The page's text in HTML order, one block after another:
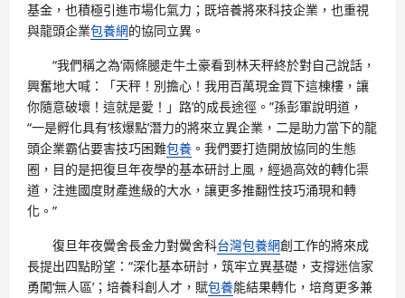
基金，也積極引進市場化氣力；既培養將來科技企業，也重視
與龍頭企業包養網的協同立異。
“我們稱之為‘兩條腿走牛土豪看到林天秤終於對自己說話，
興奮地大喊：「天秤！別擔心！我用百萬現金買下這棟樓，讓
你隨意破壞！這就是愛！」路’的成長途徑。”孫彭軍說明道，
“一是孵化具有‘核爆點’潛力的將來立異企業，二是助力當下的龍
頭企業霸佔要害技巧困難包養 。我們要打造開放協同的生態
圈，目的是把復旦年夜學的基本研討上風，經過高效的轉化渠
道，注進國度財產進級的大水，讓更多推翻性技巧涌現和轉
化。”
復旦年夜黌舍長金力對黌舍科台灣包養網創工作的將來成
長提出四點盼望：“深化基本研討，筑牢立異基礎，支撐迷信家
勇闖‘無人區’；培養科創人才，賦包養能結果轉化，培育更多兼